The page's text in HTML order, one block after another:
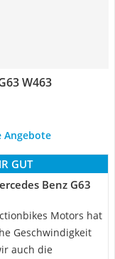
W463
Angebote
GUT
Benz G63
Motors hat
Geschwindigkeit
auch die